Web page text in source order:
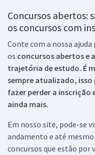
Concursos abertos:
os concursos com
Conte com a nossa
os concursos abertos e
trajetória de estudo. É
sempre atualizado, isso
fazer perder a inscrição
ainda mais.
Em nosso site, pode-se
andamento e até
concursos que estão por